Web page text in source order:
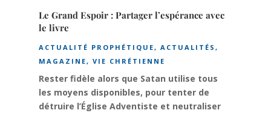
Le Grand Espoir : Partager l’espérance avec
le livre
ACTUALITÉ PROPHÉTIQUE, ACTUALITÉS ,
MAGAZINE, VIE CHRÉTIENNE
Rester fidèle alors que Satan utilise tous
les moyens disponibles, pour tenter de
détruire l’Église Adventiste et neutraliser